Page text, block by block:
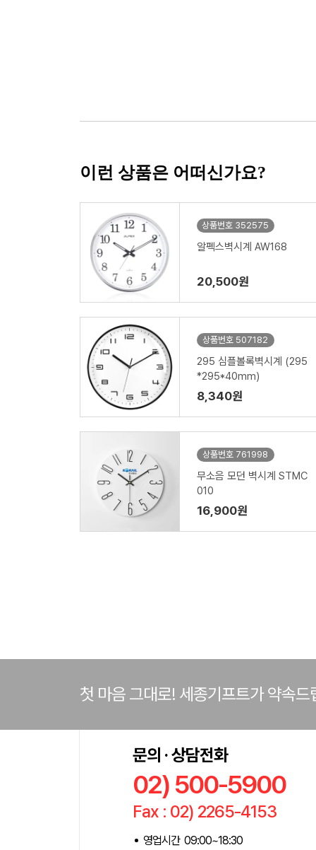
이런 상품은 어떠신가요?
상품번호 352575
알펙스벽시계 AW168
20,500원
상품번호 507182
295 심플볼록벽시계 (295
*295*40mm)
8,340원
상품번호 761998
무소음 모던 벽시계 STMC
010
16,900원
첫 마음 그대로! 세종기프트가 약속드
문의 · 상담전화
02) 500-5900
Fax : 02) 2265-4153
영업시간 09:00~18:30